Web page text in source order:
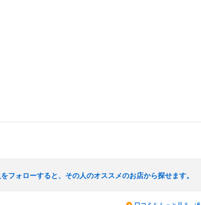
フォローすると、その人のオススメのお店から探せます。